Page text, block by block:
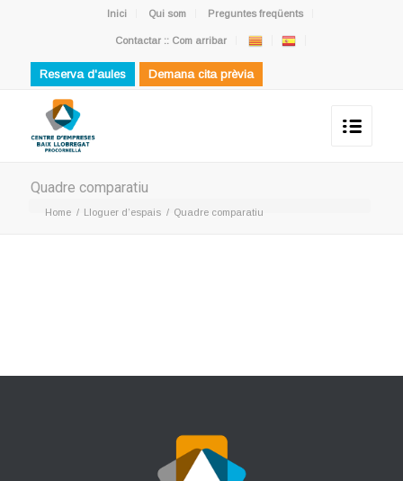
Inici Qui som Preguntes freqüents
Contactar :: Com arribar
Reserva d'aules Demana cita prèvia
Quadre comparatiu
Home / Lloguer d’espais / Quadre comparatiu